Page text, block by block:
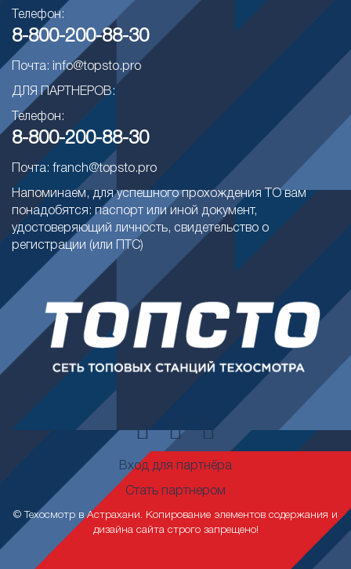
Телефон:
8-800-200-88-30
Почта: info@topsto.pro
ДЛЯ ПАРТНЕРОВ:
Телефон:
8-800-200-88-30
Почта: franch@topsto.pro
Напоминаем, для успешного прохождения ТО вам
понадобятся: паспорт или иной документ,
удостоверяющий личность, свидетельство о
регистрации (или ПТС)
Вход для партнёра
Стать партнером
© Техосмотр в Астрахани. Копирование элементов содержания и
дизайна сайта строго запрещено!